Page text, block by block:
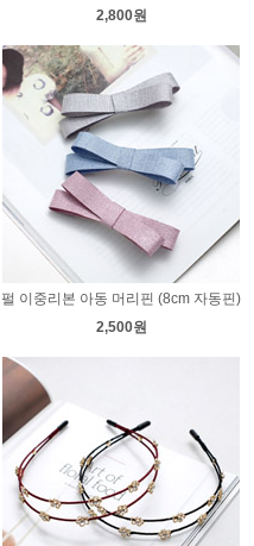
2,800원
펄 이중리본 아동 머리핀 (8cm 자동핀)
2,500원